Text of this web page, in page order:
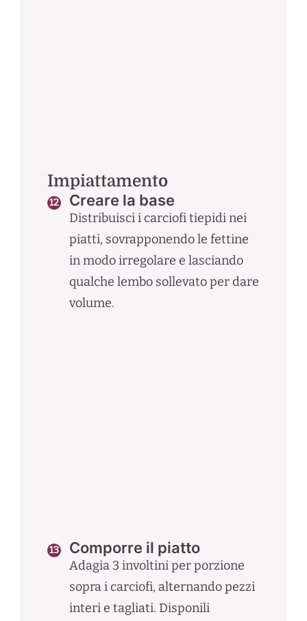
Impiattamento
Creare la base
Distribuisci i carciofi tiepidi nei
piatti, sovrapponendo le fettine
in modo irregolare e lasciando
qualche lembo sollevato per dare
volume.
Comporre il piatto
Adagia 3 involtini per porzione
sopra i carciofi, alternando pezzi
interi e tagliati. Disponili